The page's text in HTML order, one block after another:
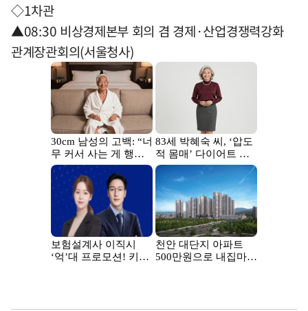
◇1차관
▲08:30 비상경제본부 회의 겸 경제·산업경쟁력강화
관계장관회의(서울청사)